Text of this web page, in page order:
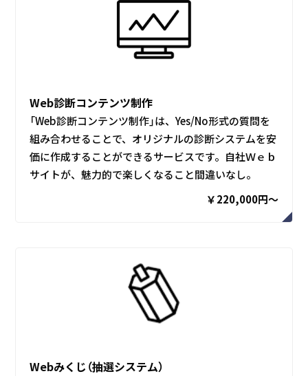
Web診断コンテンツ制作
「Web診断コンテンツ制作」は、Yes/No形式の質問を
組み合わせることで、オリジナルの診断システムを安
価に作成することができるサービスです。自社Ｗｅｂ
サイトが、魅力的で楽しくなること間違いなし。
￥220,000円〜
Webみくじ（抽選システム）